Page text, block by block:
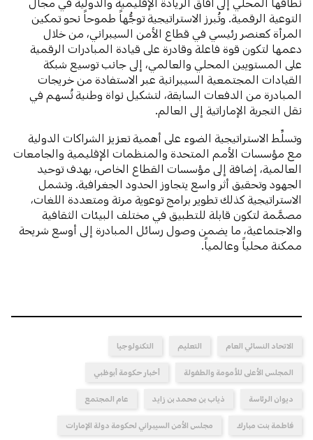
التوعية الرقمية. وتُبرز الاستراتيجية توجُّهاً طموحاً نحو تمكين
المرأة كعنصر رئيسي في قطاع الأمن السيبراني، من خلال
دعمها لتكون قوة فاعلة وقادرة على قيادة المبادرات الرقمية
على المستويين المحلي والعالمي، إلى جانب توسيع شبكة
القيادات المجتمعية السيبرانية عبر الاستفادة من خريجات
المبادرة من الدفعات السابقة، لتشكيل نواة وطنية تُسهم في
نقل التجربة الإماراتية إلى العالم.
وتسلِّط الاستراتيجية الضوء على أهمية تعزيز الشراكات الدولية
مع مؤسسات الأمم المتحدة والمنظمات الإقليمية والجامعات
العالمية، إضافة إلى مؤسسات القطاع الخاص، بهدف توحيد
الجهود وتحقيق أثر واسع يتجاوز الحدود الجغرافية. وتشمل
الاستراتيجية كذلك تطوير برامج توعوية مرنة ومتعددة اللغات،
مصمَّمة لتكون قابلة للتطبيق في مختلف البيئات الثقافية
والاجتماعية، ما يضمن وصول رسائل المبادرة إلى أوسع شريحة
ممكنة محلياً وعالمياً.
الاتحاد النسائي العام التعليم التكنولوجيا
المجلس الأعلى للأمومة والطفولة أخبار حكومة أبوظبي
ديوان الرئاسة ذياب بن محمد بن زايد عام المجتمع
فاطمة بنت مبارك مجلس الأمن السيبراني لحكومة دولة الإمارات